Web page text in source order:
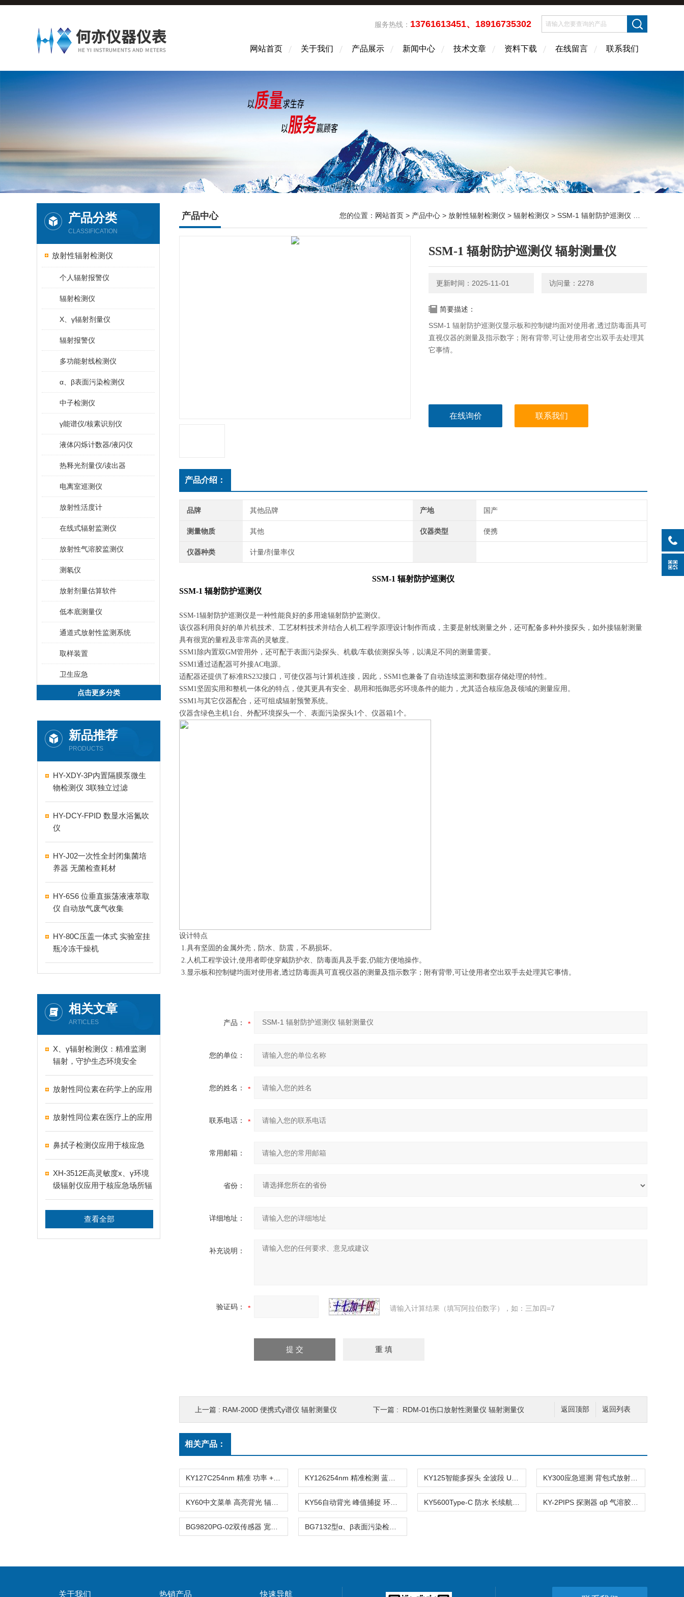
服务热线： 13761613451、18916735302
网站首页 关于我们 产品展示 新闻中心 技术文章 资料下载 在线留言 联系我们
产品分类
CLASSIFICATION
放射性辐射检测仪
个人辐射报警仪
辐射检测仪
X、γ辐射剂量仪
辐射报警仪
多功能射线检测仪
α、β表面污染检测仪
中子检测仪
γ能谱仪/核素识别仪
液体闪烁计数器/液闪仪
热释光剂量仪/读出器
电离室巡测仪
放射性活度计
在线式辐射监测仪
放射性气溶胶监测仪
测氡仪
放射剂量估算软件
低本底测量仪
通道式放射性监测系统
取样装置
卫生应急
点击更多分类
新品推荐
PRODUCTS
HY-XDY-3P内置隔膜泵微生
物检测仪 3联独立过滤
HY-DCY-FPID 数显水浴氮吹
仪
HY-J02一次性全封闭集菌培
养器 无菌检查耗材
HY-6S6 位垂直振荡液液萃取
仪 自动放气废气收集
HY-80C压盖一体式 实验室挂
瓶冷冻干燥机
相关文章
ARTICLES
X、γ辐射检测仪：精准监测
辐射，守护生态环境安全
放射性同位素在药学上的应用
放射性同位素在医疗上的应用
鼻拭子检测仪应用于核应急
XH-3512E高灵敏度x、γ环境
级辐射仪应用于核应急场所辐
射测量
查看全部
产品中心 您的位置： 网站首页 > 产品中心 > 放射性辐射检测仪 > 辐射检测仪 > SSM-1 辐射防护巡测仪 辐射测量仪
SSM-1 辐射防护巡测仪 辐射测量仪
更新时间：2025-11-01 访问量：2278
简要描述：
SSM-1 辐射防护巡测仪显示板和控制键均面对使用者,透过防毒面具可
直视仪器的测量及指示数字；附有背带,可让使用者空出双手去处理其
它事情。
在线询价 联系我们
产品介绍：
品牌 其他品牌 产地 国产
测量物质 其他 仪器类型 便携
仪器种类 计量/剂量率仪
SSM-1 辐射防护巡测仪
SSM-1 辐射防护巡测仪
SSM-1辐射防护巡测仪是一种性能良好的多用途辐射防护监测仪。
该仪器利用良好的单片机技术、工艺材料技术并结合人机工程学原理设计制作而成，主要是射线测量之外，还可配备多种外接探头，如外接辐射测量
具有很宽的量程及非常高的灵敏度。
SSM1除内置双GM管用外，还可配于表面污染探头、机载/车载侦测探头等，以满足不同的测量需要。
SSM1通过适配器可外接AC电源。
适配器还提供了标准RS232接口，可使仪器与计算机连接，因此，SSM1也兼备了自动连续监测和数据存储处理的特性。
SSM1坚固实用和整机一体化的特点，使其更具有安全、易用和抵御恶劣环境条件的能力，尤其适合核应急及领域的测量应用。
SSM1与其它仪器配合，还可组成辐射预警系统。
仪器含绿色主机1台、外配环境探头一个、表面污染探头1个、仪器箱1个。
设计特点
1.具有坚固的金属外壳，防水、防震，不易损坏。
2.人机工程学设计,使用者即使穿戴防护衣、防毒面具及手套,仍能方便地操作。
3.显示板和控制键均面对使用者,透过防毒面具可直视仪器的测量及指示数字；附有背带,可让使用者空出双手去处理其它事情。
产品：
您的单位：
您的姓名：
联系电话：
常用邮箱：
省份：
详细地址：
补充说明：
验证码： 请输入计算结果（填写阿拉伯数字），如：三加四=7
返回列表
返回顶部
上一篇 : RAM-200D 便携式γ谱仪 辐射测量仪 下一篇 : RDM-01伤口放射性测量仪 辐射测量仪
相关产品：
关于我们 热销产品 快速导航